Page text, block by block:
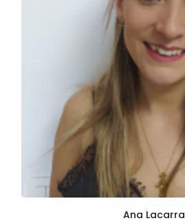
Ana Lacarra